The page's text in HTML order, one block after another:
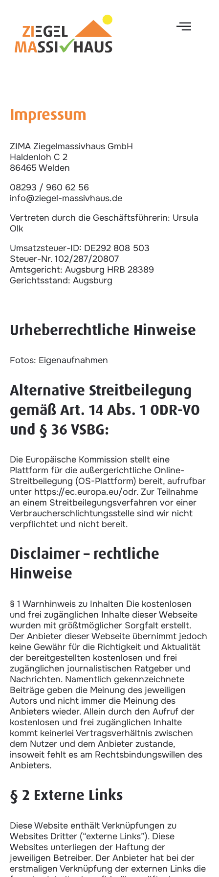
Impressum
ZIMA Ziegelmassivhaus GmbH
Haldenloh C 2
86465 Welden
08293 / 960 62 56
info@ziegel-massivhaus.de
Vertreten durch die Geschäftsführerin: Ursula
Olk
Umsatzsteuer-ID: DE292 808 503
Steuer-Nr. 102/287/20807
Amtsgericht: Augsburg HRB 28389
Gerichtsstand: Augsburg
Urheberrechtliche Hinweise
Fotos: Eigenaufnahmen
Alternative Streitbeilegung
gemäß Art. 14 Abs. 1 ODR-VO
und § 36 VSBG:
Die Europäische Kommission stellt eine
Plattform für die außergerichtliche Online-
Streitbeilegung (OS-Plattform) bereit, aufrufbar
unter https://ec.europa.eu/odr. Zur Teilnahme
an einem Streitbeilegungsverfahren vor einer
Verbraucherschlichtungsstelle sind wir nicht
verpflichtet und nicht bereit.
Disclaimer – rechtliche
Hinweise
§ 1 Warnhinweis zu Inhalten Die kostenlosen
und frei zugänglichen Inhalte dieser Webseite
wurden mit größtmöglicher Sorgfalt erstellt.
Der Anbieter dieser Webseite übernimmt jedoch
keine Gewähr für die Richtigkeit und Aktualität
der bereitgestellten kostenlosen und frei
zugänglichen journalistischen Ratgeber und
Nachrichten. Namentlich gekennzeichnete
Beiträge geben die Meinung des jeweiligen
Autors und nicht immer die Meinung des
Anbieters wieder. Allein durch den Aufruf der
kostenlosen und frei zugänglichen Inhalte
kommt keinerlei Vertragsverhältnis zwischen
dem Nutzer und dem Anbieter zustande,
insoweit fehlt es am Rechtsbindungswillen des
Anbieters.
§ 2 Externe Links
Diese Website enthält Verknüpfungen zu
Websites Dritter (“externe Links”). Diese
Websites unterliegen der Haftung der
jeweiligen Betreiber. Der Anbieter hat bei der
erstmaligen Verknüpfung der externen Links die